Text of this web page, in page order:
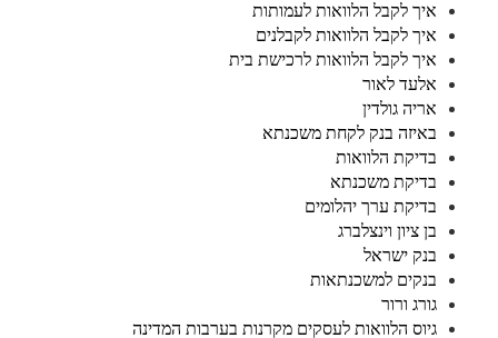
איך לקבל הלוואות לעמותות
איך לקבל הלוואות לקבלנים
איך לקבל הלוואות לרכישת בית
אלעד לאור
אריה גולדין
באיזה בנק לקחת משכנתא
בדיקת הלוואות
בדיקת משכנתא
בדיקת ערך יהלומים
בן ציון וינצלברג
בנק ישראל
בנקים למשכנתאות
גורג ורור
גיוס הלוואות לעסקים מקרנות בערבות המדינה